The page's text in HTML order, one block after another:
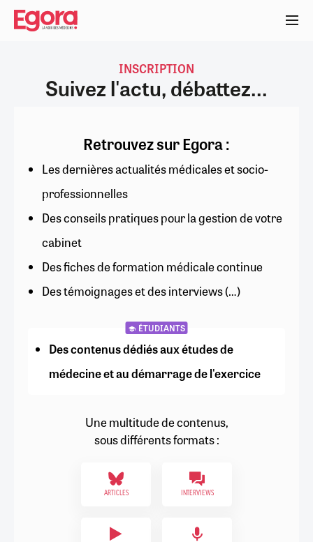
Aller
contenu
INSCRIPTION
Suivez l'actu, débattez...
Retrouvez sur Egora :
Les dernières actualités médicales et socio-
professionnelles
Des conseils pratiques pour la gestion de votre
cabinet
Des fiches de formation médicale continue
Des témoignages et des interviews (…)
ÉTUDIANTS
Des contenus dédiés aux études de
médecine et au démarrage de l'exercice
Une multitude de contenus,
sous différents formats :
ARTICLES INTERVIEWS